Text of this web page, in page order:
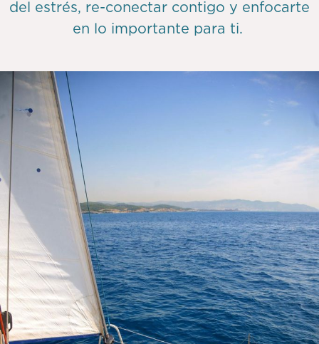
del estrés, re-conectar contigo y enfocarte
en lo importante para ti.